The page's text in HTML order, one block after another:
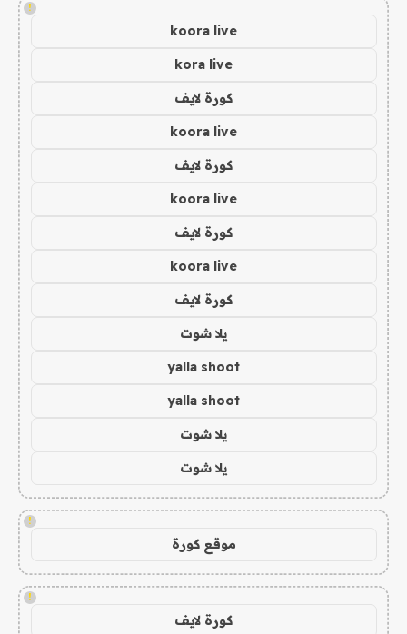
!
koora live
kora live
كورة لايف
koora live
كورة لايف
koora live
كورة لايف
koora live
كورة لايف
يلا شوت
yalla shoot
yalla shoot
يلا شوت
يلا شوت
!
موقع كورة
!
كورة لايف